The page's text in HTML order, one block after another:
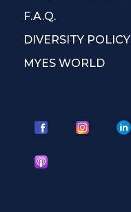
F.A.Q.
DIVERSITY POLICY
MYES WORLD